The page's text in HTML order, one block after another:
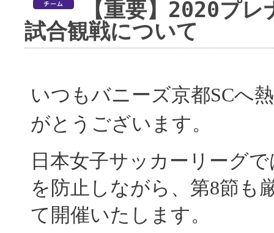
【重要】2020プ
試合観戦について
いつもバニーズ京都SCへ
がとうございます。
日本女子サッカーリーグ
を防止しながら、第8節も
て開催いたします。